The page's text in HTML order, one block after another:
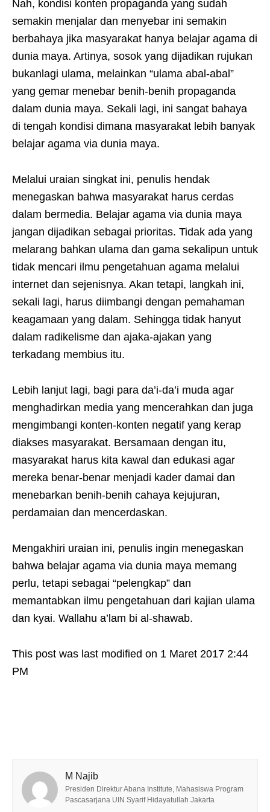
Nah, kondisi konten propaganda yang sudah
semakin menjalar dan menyebar ini semakin
berbahaya jika masyarakat hanya belajar agama di
dunia maya. Artinya, sosok yang dijadikan rujukan
bukanlagi ulama, melainkan “ulama abal-abal”
yang gemar menebar benih-benih propaganda
dalam dunia maya. Sekali lagi, ini sangat bahaya
di tengah kondisi dimana masyarakat lebih banyak
belajar agama via dunia maya.
Melalui uraian singkat ini, penulis hendak
menegaskan bahwa masyarakat harus cerdas
dalam bermedia. Belajar agama via dunia maya
jangan dijadikan sebagai prioritas. Tidak ada yang
melarang bahkan ulama dan gama sekalipun untuk
tidak mencari ilmu pengetahuan agama melalui
internet dan sejenisnya. Akan tetapi, langkah ini,
sekali lagi, harus diimbangi dengan pemahaman
keagamaan yang dalam. Sehingga tidak hanyut
dalam radikelisme dan ajaka-ajakan yang
terkadang membius itu.
Lebih lanjut lagi, bagi para da’i-da’i muda agar
menghadirkan media yang mencerahkan dan juga
mengimbangi konten-konten negatif yang kerap
diakses masyarakat. Bersamaan dengan itu,
masyarakat harus kita kawal dan edukasi agar
mereka benar-benar menjadi kader damai dan
menebarkan benih-benih cahaya kejujuran,
perdamaian dan mencerdaskan.
Mengakhiri uraian ini, penulis ingin menegaskan
bahwa belajar agama via dunia maya memang
perlu, tetapi sebagai “pelengkap” dan
memantabkan ilmu pengetahuan dari kajian ulama
dan kyai. Wallahu a’lam bi al-shawab.
This post was last modified on 1 Maret 2017 2:44
PM
M Najib
Presiden Direktur Abana Institute, Mahasiswa Program
Pascasarjana UIN Syarif Hidayatullah Jakarta